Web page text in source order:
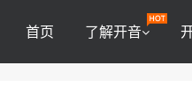
首页 了解开音